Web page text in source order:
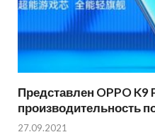
Представлен OPPO K9
производительность
27.09.2021